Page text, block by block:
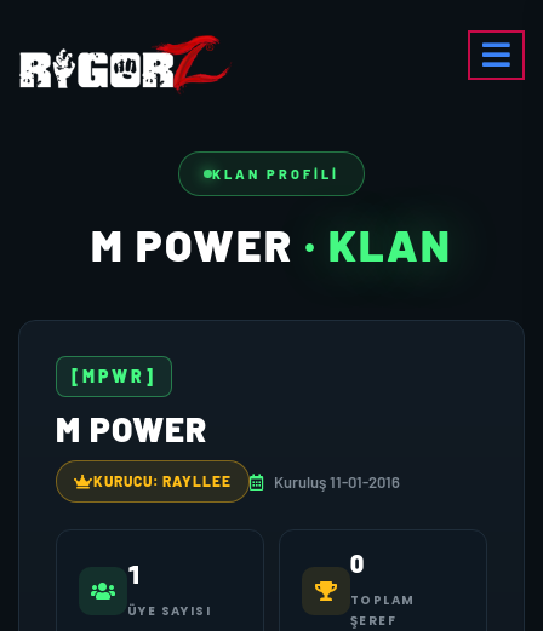
KLAN PROFILI
M POWER · KLAN
[MPWR]
M POWER
KURUCU: RAYLLEE Kuruluş 11-01-2016
1
ÜYE SAYISI
0
TOPLAM
ŞEREF